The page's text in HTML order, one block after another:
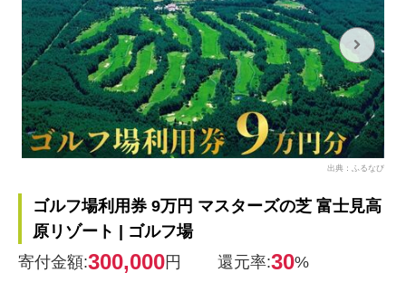
出典：ふるなび
ゴルフ場利用券 9万円 マスターズの芝 富士見高
原リゾート | ゴルフ場
寄付金額:300,000円 還元率:30%